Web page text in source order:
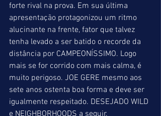
forte rival na prova. Em sua última
apresentação protagonizou um ritmo
alucinante na frente, fator que talvez
tenha levado a ser batido o recorde da
distância por CAMPEONÍSSIMO. Logo
mais se for corrido com mais calma, é
muito perigoso. JOE GERE mesmo aos
sete anos ostenta boa forma e deve ser
igualmente respeitado. DESEJADO WILD
e NEIGHBORHOODS a seguir.